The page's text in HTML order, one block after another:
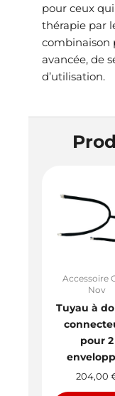
pour ceux
thérapie par
combinaison
avancée, de
d’utilisation.
Accessoire
Nov
Tuyau à
pour 2
204,00